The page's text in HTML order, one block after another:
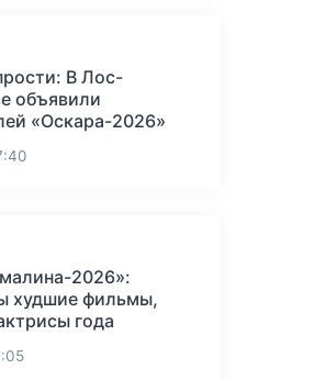
В Лос-
объявили
«Оскара-2026»
2026»:
худшие фильмы,
года